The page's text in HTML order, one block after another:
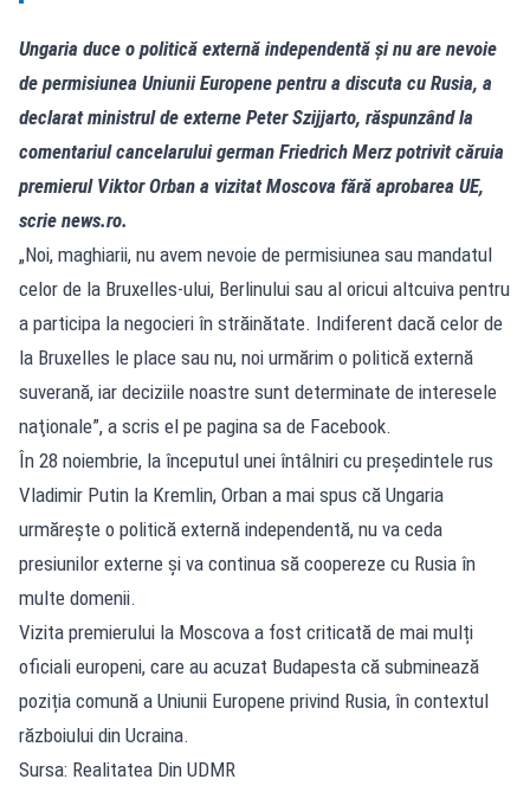
Ungaria duce o politică externă independentă şi nu are nevoie
de permisiunea Uniunii Europene pentru a discuta cu Rusia, a
declarat ministrul de externe Peter Szijjarto, răspunzând la
comentariul cancelarului german Friedrich Merz potrivit căruia
premierul Viktor Orban a vizitat Moscova fără aprobarea UE,
scrie news.ro.
„Noi, maghiarii, nu avem nevoie de permisiunea sau mandatul
celor de la Bruxelles-ului, Berlinului sau al oricui altcuiva pentru
a participa la negocieri în străinătate. Indiferent dacă celor de
la Bruxelles le place sau nu, noi urmărim o politică externă
suverană, iar deciziile noastre sunt determinate de interesele
naţionale”, a scris el pe pagina sa de Facebook.
În 28 noiembrie, la începutul unei întâlniri cu preşedintele rus
Vladimir Putin la Kremlin, Orban a mai spus că Ungaria
urmăreşte o politică externă independentă, nu va ceda
presiunilor externe şi va continua să coopereze cu Rusia în
multe domenii.
Vizita premierului la Moscova a fost criticată de mai mulți
oficiali europeni, care au acuzat Budapesta că subminează
poziția comună a Uniunii Europene privind Rusia, în contextul
războiului din Ucraina.
Sursa: Realitatea Din UDMR